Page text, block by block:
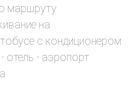
маршруту
на
с кондиционером
отель - аэропорт